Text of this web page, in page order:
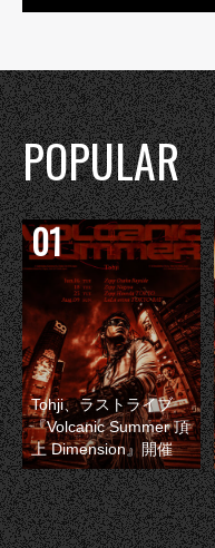
POPULAR
Tohji、ラストライブ
『Volcanic Summer 頂
上 Dimension』開催